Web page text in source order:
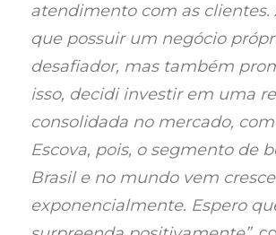
atendimento com as clientes.
que possuir um negócio
desafiador, mas também
isso, decidi investir em uma
consolidada no mercado,
Escova, pois, o segmento de
Brasil e no mundo vem
exponencialmente. Espero